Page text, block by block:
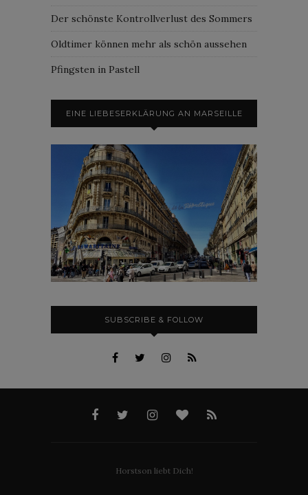
Der schönste Kontrollverlust des Sommers
Oldtimer können mehr als schön aussehen
Pfingsten in Pastell
EINE LIEBESERKLÄRUNG AN MARSEILLE
SUBSCRIBE & FOLLOW
Horstson liebt Dich!